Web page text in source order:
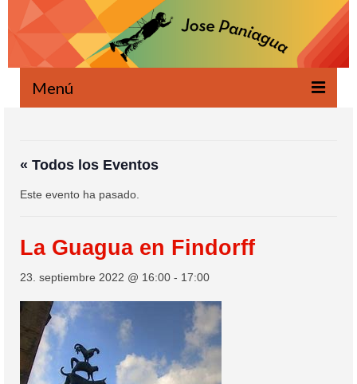
Menú
Novedades
Escrito
Proyectos
Agenda
Colaboración
« Todos los Eventos
Este evento ha pasado.
La Guagua en Findorff
23. septiembre 2022 @ 16:00 - 17:00